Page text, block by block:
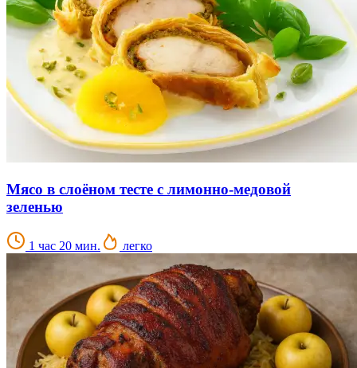
Мясо в слоёном тесте с лимонно-медовой
зеленью
1 час 20 мин. легко